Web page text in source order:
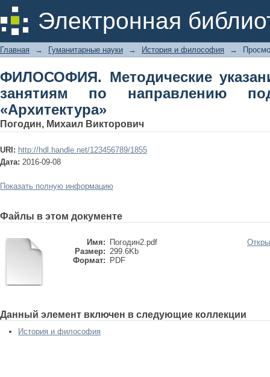
Электронная
ФИЛОСОФИЯ. Методические
направлению подготовки 07.03.01
Главная → Гуманитарные науки → История и философия →
ФИЛОСОФИЯ. Методические
занятиям по направлению
«Архитектура»
Погодин, Михаил Викторович
URI: http://hdl.handle.net/123456789/1855
Дата: 2016-09-08
Показать полную информацию
Файлы в этом документе
Имя:
Погодин2.pdf
Размер: 299.6Kb
Формат:
PDF
Данный элемент включен в следующие коллекции
История и философия